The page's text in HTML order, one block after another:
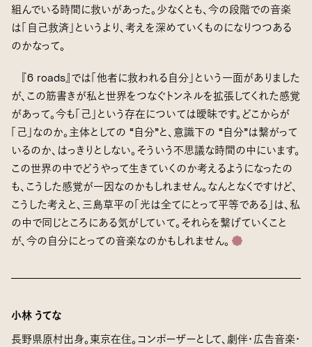
組んでいる時間に救いがあった。少なくとも、今の段階での音楽
は「自己救済」というより、考えを深めていくものになりつつある
のかなって。
『6 roads』では「他者に救われる自分」という一面がありました
が、この筋書きが私と世界をつなぐトンネルを拡張してくれた感覚
があって。今も「己」という存在については曖昧です。どこからが
「己」なのか。主体としての “自分”と、意識下の “自分”は繋がって
いるのか、はっきりとしない。そういう不思議な時間の中にいます。
この世界の中でどうやって生きていくのか考えるようになったの
も、こうした感覚が一因なのかもしれません。なんとなくですけど、
こうした考えと、三島草平の「光は全てにとって平等である」は、私
の中で同じところにある気がしていて。それらを繋げていくこと
が、今の自分にとっての音楽なのかもしれません。
小林 うてな
長野県原村出身。東京在住。コンポーザーとして、劇伴・広告音楽・